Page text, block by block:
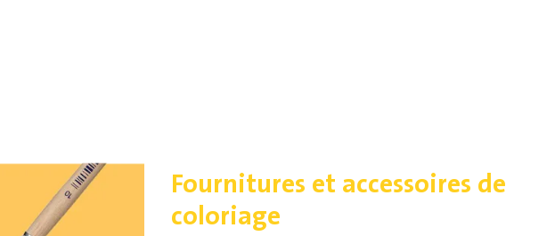
Fournitures et accessoires de
coloriage